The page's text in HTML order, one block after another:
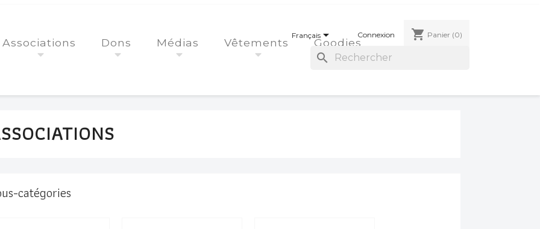
Français Connexion shopping_cart Panier (0)
Associations Dons Médias Vêtements Goodies
search
catégories